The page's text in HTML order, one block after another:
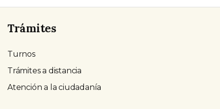
Trámites
Turnos
Trámites a distancia
Atención a la ciudadanía